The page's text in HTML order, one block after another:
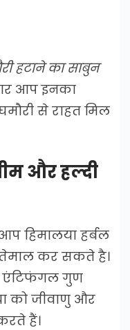
हटाने का साबुन
आप इनका
से राहत मिल
और हल्दी
हिमालया हर्बल
कर सकते है।
एंटिफंगल गुण
को जीवाणु और
हैं।